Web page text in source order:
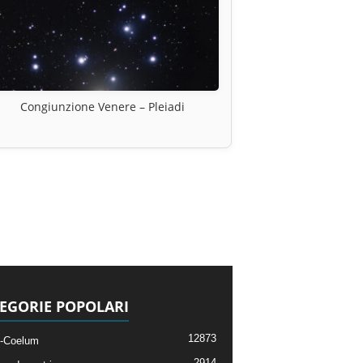
Congiunzione Venere – Pleiadi
POPOLARI
Coelum 12873